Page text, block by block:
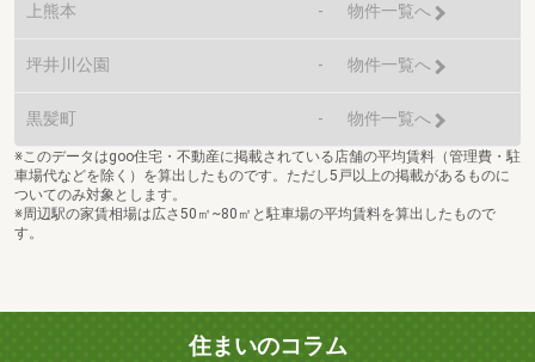
上熊本 - 物件一覧へ
坪井川公園 - 物件一覧へ
黒髪町 - 物件一覧へ
※このデータはgoo住宅・不動産に掲載されている店舗の平均賃料（管理費・駐
車場代などを除く）を算出したものです。ただし5戸以上の掲載があるものに
ついてのみ対象とします。
※周辺駅の家賃相場は広さ50㎡~80㎡と駐車場の平均賃料を算出したもので
す。
住まいのコラム